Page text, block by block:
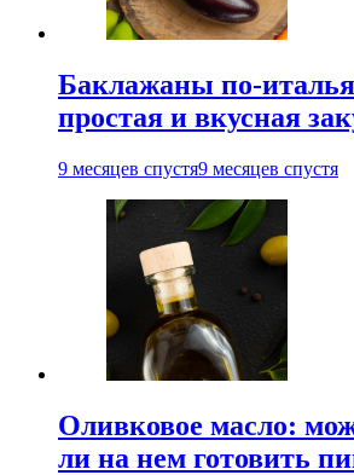
Баклажаны по-
простая и вкусная
9 месяцев спустя9 месяцев спустя
Оливковое масло:
ли на нем готовить